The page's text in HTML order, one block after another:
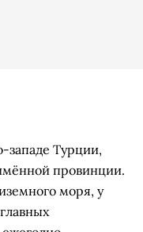
западе Турции,
провинции.
моря, у